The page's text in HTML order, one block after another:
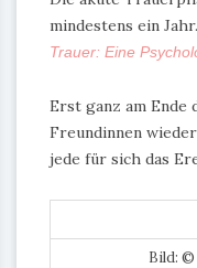
mindestens ein Jahr.
Trauer: Eine
Erst ganz am Ende
Freundinnen
jede für sich das
Bild: